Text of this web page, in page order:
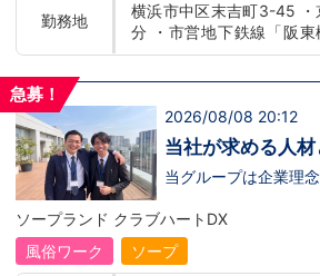
方が当グループでは
す。他にも…・失敗
にかくやる気だけは
をあげたい！など。
ジョンの為にこうし
と強い意志を持って
スがある職場になっ
経験からの応募も大
倒的に多いです。「
像と自分は違うかも
と思います。ですが
い。全てが当てはま
勤務地
横浜市中区末吉町3-45 ・京急線「黄金町」5
分 ・市営地下鉄線「阪東橋駅」 5分 ・JR線
「関内駅」15分
急募！
2026/08/08 20:12
当社が求める人
当グループは企業理
神】を持っている方
に！『ハピネスグル
ます！！』つまり…
枠があるってことで
ソープランド クラブハートDX
風俗ワーク
ソープ